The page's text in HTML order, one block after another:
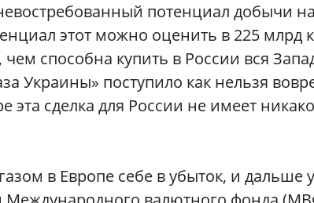
потенциал добычи
этот можно оценить в 225 млрд
способна купить в России вся
Украины» поступило как нельзя
сделка для России не имеет
в Европе себе в убыток, и дальше